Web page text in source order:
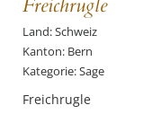
Freichrugle
Land: Schweiz
Kanton: Bern
Kategorie: Sage
Freichrugle